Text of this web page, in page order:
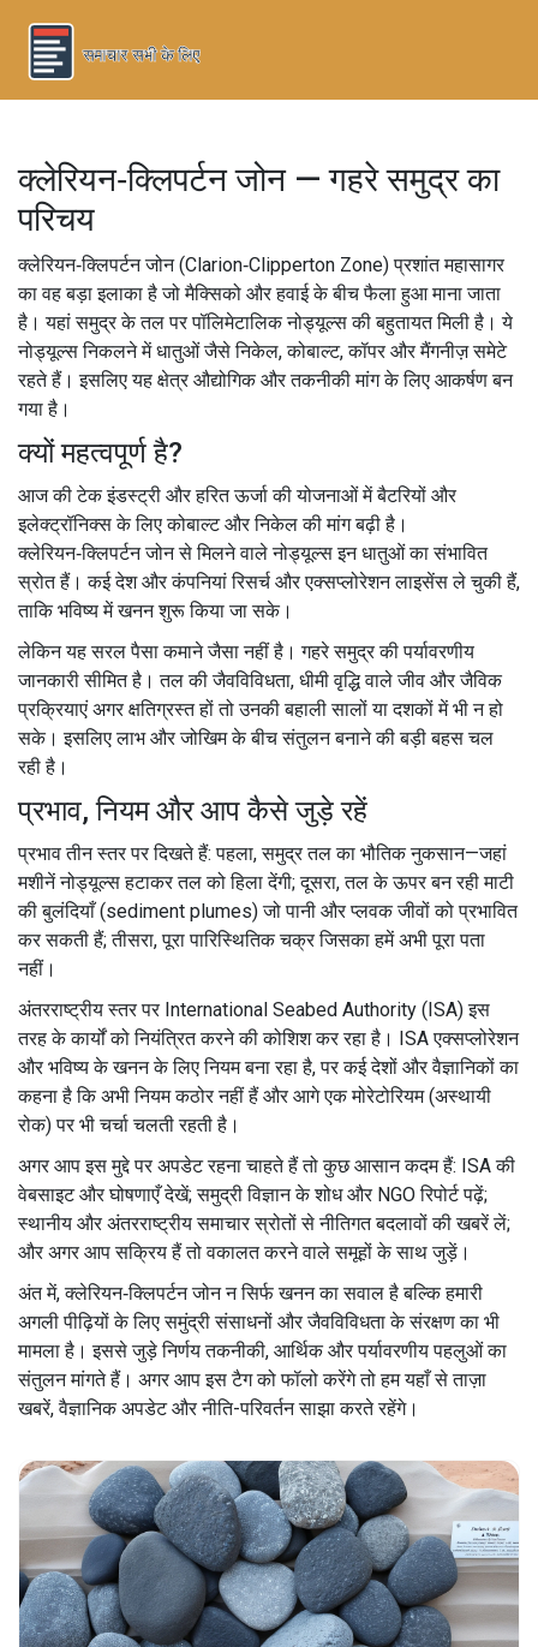
क्लेरियन‑क्लिपर्टन जोन — गहरे समुद्र का
परिचय
क्लेरियन‑क्लिपर्टन जोन (Clarion‑Clipperton Zone) प्रशांत महासागर
का वह बड़ा इलाका है जो मैक्सिको और हवाई के बीच फैला हुआ माना जाता
है। यहां समुद्र के तल पर पॉलिमेटालिक नोड्यूल्स की बहुतायत मिली है। ये
नोड्यूल्स निकलने में धातुओं जैसे निकेल, कोबाल्ट, कॉपर और मैंगनीज़ समेटे
रहते हैं। इसलिए यह क्षेत्र औद्योगिक और तकनीकी मांग के लिए आकर्षण बन
गया है।
क्यों महत्वपूर्ण है?
आज की टेक इंडस्ट्री और हरित ऊर्जा की योजनाओं में बैटरियों और
इलेक्ट्रॉनिक्स के लिए कोबाल्ट और निकेल की मांग बढ़ी है।
क्लेरियन‑क्लिपर्टन जोन से मिलने वाले नोड्यूल्स इन धातुओं का संभावित
स्रोत हैं। कई देश और कंपनियां रिसर्च और एक्सप्लोरेशन लाइसेंस ले चुकी हैं,
ताकि भविष्य में खनन शुरू किया जा सके।
लेकिन यह सरल पैसा कमाने जैसा नहीं है। गहरे समुद्र की पर्यावरणीय
जानकारी सीमित है। तल की जैवविविधता, धीमी वृद्धि वाले जीव और जैविक
प्रक्रियाएं अगर क्षतिग्रस्त हों तो उनकी बहाली सालों या दशकों में भी न हो
सके। इसलिए लाभ और जोखिम के बीच संतुलन बनाने की बड़ी बहस चल
रही है।
प्रभाव, नियम और आप कैसे जुड़े रहें
प्रभाव तीन स्तर पर दिखते हैं: पहला, समुद्र तल का भौतिक नुकसान—जहां
मशीनें नोड्यूल्स हटाकर तल को हिला देंगी; दूसरा, तल के ऊपर बन रही माटी
की बुलंदियाँ (sediment plumes) जो पानी और प्लवक जीवों को प्रभावित
कर सकती हैं; तीसरा, पूरा पारिस्थितिक चक्र जिसका हमें अभी पूरा पता
नहीं।
अंतरराष्ट्रीय स्तर पर International Seabed Authority (ISA) इस
तरह के कार्यों को नियंत्रित करने की कोशिश कर रहा है। ISA एक्सप्लोरेशन
और भविष्य के खनन के लिए नियम बना रहा है, पर कई देशों और वैज्ञानिकों का
कहना है कि अभी नियम कठोर नहीं हैं और आगे एक मोरेटोरियम (अस्थायी
रोक) पर भी चर्चा चलती रहती है।
अगर आप इस मुद्दे पर अपडेट रहना चाहते हैं तो कुछ आसान कदम हैं: ISA की
वेबसाइट और घोषणाएँ देखें; समुद्री विज्ञान के शोध और NGO रिपोर्ट पढ़ें;
स्थानीय और अंतरराष्ट्रीय समाचार स्रोतों से नीतिगत बदलावों की खबरें लें;
और अगर आप सक्रिय हैं तो वकालत करने वाले समूहों के साथ जुड़ें।
अंत में, क्लेरियन‑क्लिपर्टन जोन न सिर्फ खनन का सवाल है बल्कि हमारी
अगली पीढ़ियों के लिए समुंद्री संसाधनों और जैवविविधता के संरक्षण का भी
मामला है। इससे जुड़े निर्णय तकनीकी, आर्थिक और पर्यावरणीय पहलुओं का
संतुलन मांगते हैं। अगर आप इस टैग को फॉलो करेंगे तो हम यहाँ से ताज़ा
खबरें, वैज्ञानिक अपडेट और नीति-परिवर्तन साझा करते रहेंगे।